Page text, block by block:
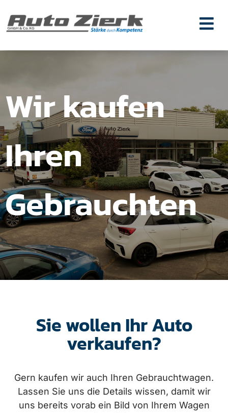
Inhalt
springen
Wir kaufen
Ihren
Gebrauchten
Sie wollen Ihr Auto
verkaufen?
Gern kaufen wir auch Ihren Gebrauchtwagen.
Lassen Sie uns die Details wissen, damit wir
uns bereits vorab ein Bild von Ihrem Wagen